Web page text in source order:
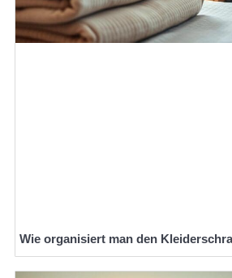
Wie organisiert man den